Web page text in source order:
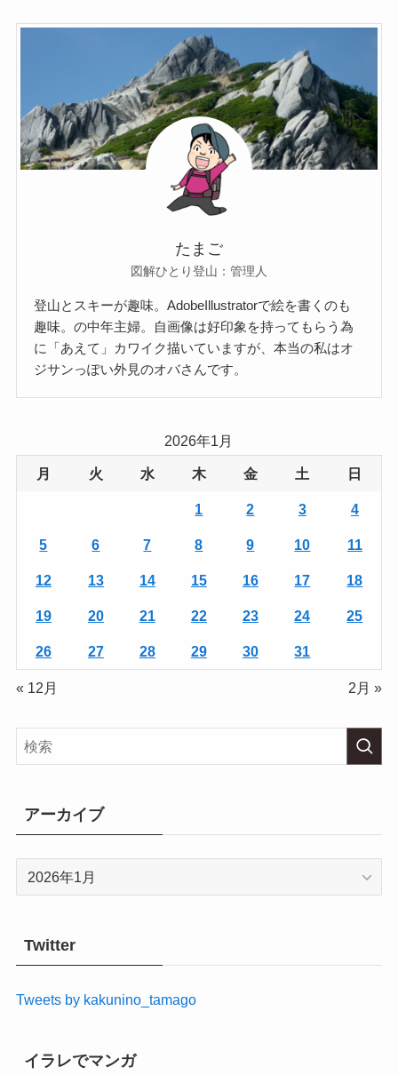
たまご
図解ひとり登山：管理人
登山とスキーが趣味。AdobeIllustratorで絵を書くのも
趣味。の中年主婦。自画像は好印象を持ってもらう為
に「あえて」カワイク描いていますが、本当の私はオ
ジサンっぽい外見のオバさんです。
2026年1月
月 火 水 木 金 土 日
1 2 3 4
5 6 7 8 9 10 11
12 13 14 15 16 17 18
19 20 21 22 23 24 25
26 27 28 29 30 31
« 12月 2月 »
アーカイブ
Twitter
Tweets by kakunino_tamago
イラレでマンガ